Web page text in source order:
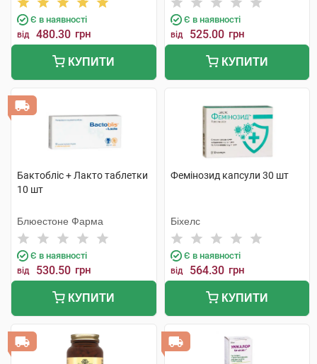
Є в наявності
від 480.30 грн
КУПИТИ
Є в наявності
від 525.00 грн
КУПИТИ
Бактобліс + Лакто таблетки
10 шт
Блюестоне Фарма
Є в наявності
від 530.50 грн
КУПИТИ
Фемінозид капсули 30 шт
Біхелс
Є в наявності
від 564.30 грн
КУПИТИ